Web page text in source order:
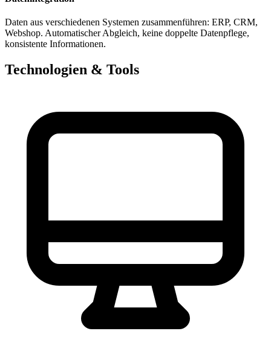
Daten aus verschiedenen Systemen zusammenführen: ERP, CRM,
Webshop. Automatischer Abgleich, keine doppelte Datenpflege,
konsistente Informationen.
Technologien & Tools